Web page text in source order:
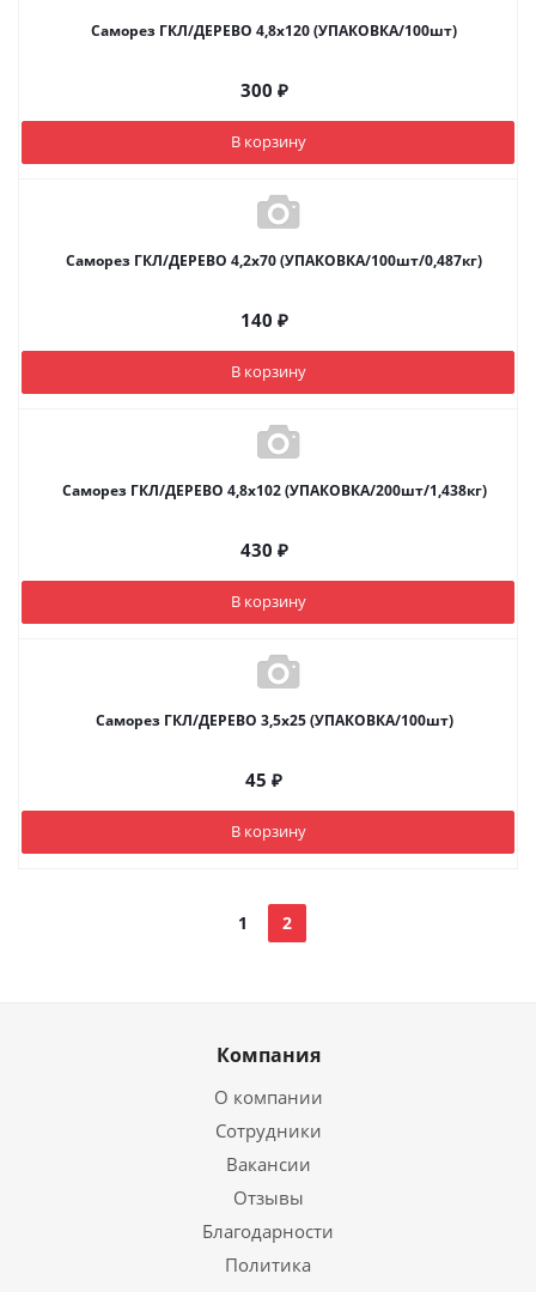
Саморез ГКЛ/ДЕРЕВО 4,8х120 (УПАКОВКА/100шт)
300 ₽
В корзину
Саморез ГКЛ/ДЕРЕВО 4,2х70 (УПАКОВКА/100шт/0,487кг)
140 ₽
В корзину
Саморез ГКЛ/ДЕРЕВО 4,8х102 (УПАКОВКА/200шт/1,438кг)
430 ₽
В корзину
Саморез ГКЛ/ДЕРЕВО 3,5х25 (УПАКОВКА/100шт)
45 ₽
В корзину
1 2
Компания
О компании
Сотрудники
Вакансии
Отзывы
Благодарности
Политика